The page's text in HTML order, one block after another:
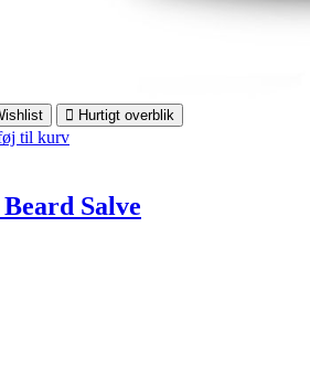
Hurtigt overblik
til kurv
Salve